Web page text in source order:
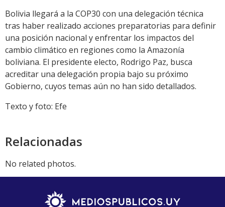
Bolivia llegará a la COP30 con una delegación técnica
tras haber realizado acciones preparatorias para definir
una posición nacional y enfrentar los impactos del
cambio climático en regiones como la Amazonía
boliviana. El presidente electo, Rodrigo Paz, busca
acreditar una delegación propia bajo su próximo
Gobierno, cuyos temas aún no han sido detallados.
Texto y foto: Efe
Relacionadas
No related photos.